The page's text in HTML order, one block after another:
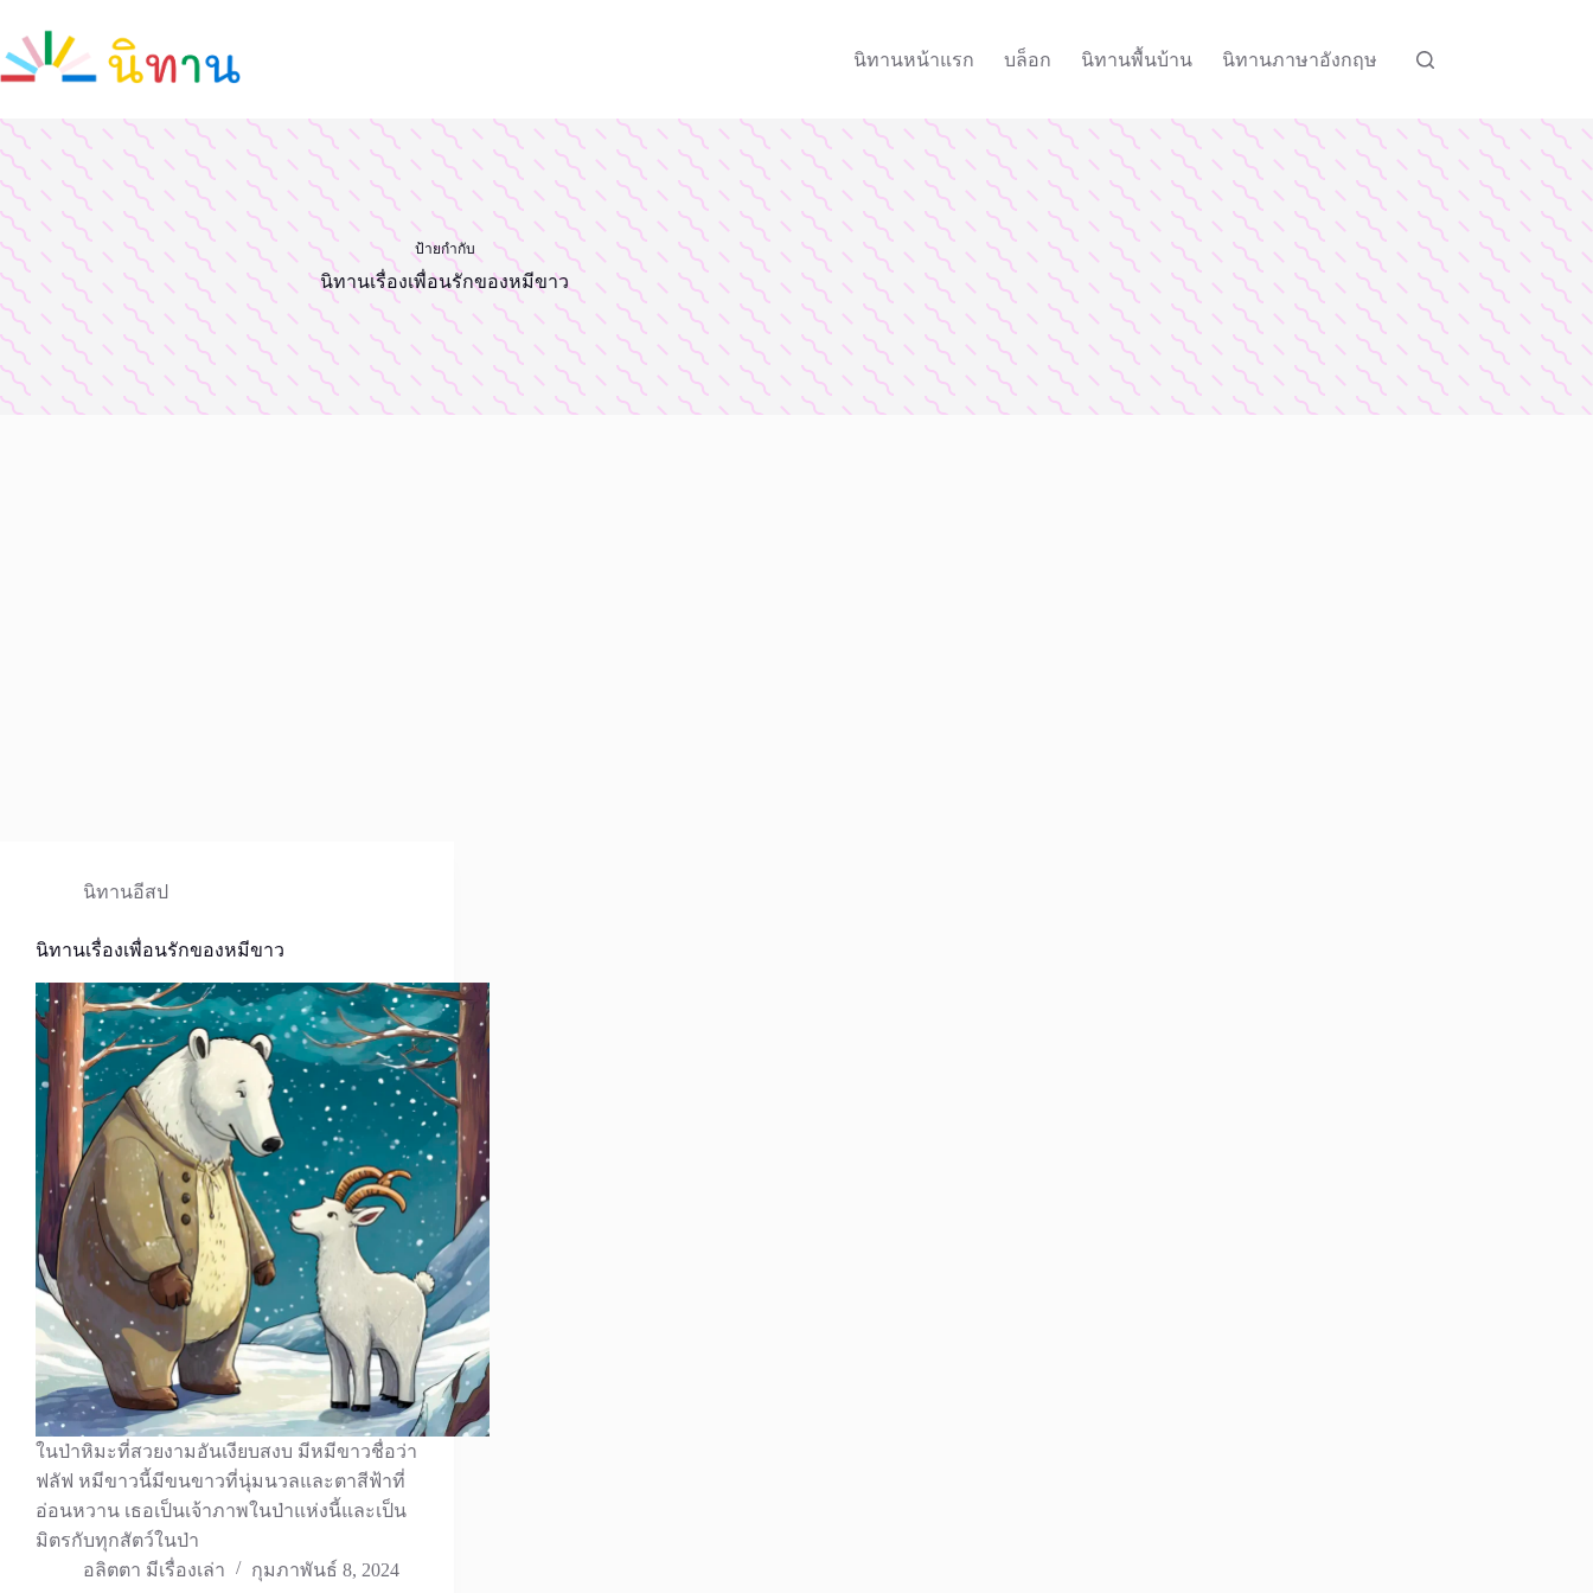
content
นิทานหน้าแรก บล็อก นิทานพื้นบ้าน นิทานภาษาอังกฤษ
ป้ายกำกับ
นิทานเรื่องเพื่อนรักของหมีขาว
นิทานอีสป
นิทานเรื่องเพื่อนรักของหมีขาว
ในป่าหิมะที่สวยงามอันเงียบสงบ มีหมีขาวชื่อว่า
ฟลัฟ หมีขาวนี้มีขนขาวที่นุ่มนวลและตาสีฟ้าที่
อ่อนหวาน เธอเป็นเจ้าภาพในป่าแห่งนี้และเป็น
มิตรกับทุกสัตว์ในป่า
อลิตตา มีเรื่องเล่า
กุมภาพันธ์ 8, 2024